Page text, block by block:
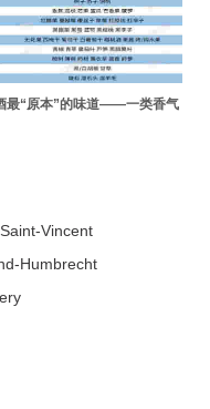
最“原本”的味道——一类香气
Vincent
Humbrecht